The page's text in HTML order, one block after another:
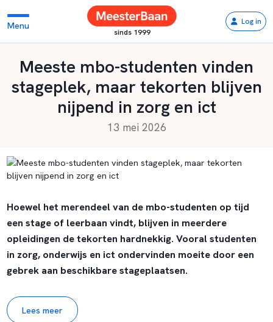
Menu
sinds 1999
Log in
Meeste mbo-studenten vinden
stageplek, maar tekorten blijven
nijpend in zorg en ict
13 mei 2026
Hoewel het merendeel van de mbo-studenten op tijd
een stage of leerbaan vindt, blijven in meerdere
opleidingen de tekorten hardnekkig. Vooral studenten
in zorg, onderwijs en ict ondervinden moeite door een
gebrek aan beschikbare stageplaatsen.
Lees meer